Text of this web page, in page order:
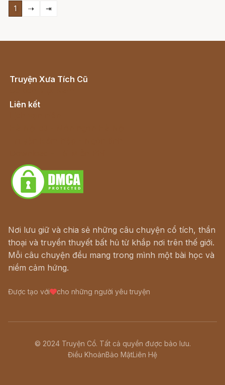
1 ⇢ ⇥
Truyện Xưa Tích Cũ
Liên kết
Nơi lưu giữ và chia sẻ những câu chuyện cổ tích, thần
thoại và truyền thuyết bất hủ từ khắp nơi trên thế giới.
Mỗi câu chuyện đều mang trong mình một bài học và
niềm cảm hứng.
Được tạo với cho những người yêu truyện
© 2024 Truyện Cổ. Tất cả quyền được bảo lưu.
Điều KhoảnBảo MậtLiên Hệ